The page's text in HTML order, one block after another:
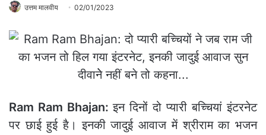
उत्तम मालवीय 02/01/2023
Ram Ram Bhajan:इन दिनों दो प्‍यारी बच्चियां इंटरनेट
पर छाई हुई है। इनकी जादुई आवाज में श्रीराम का भजन